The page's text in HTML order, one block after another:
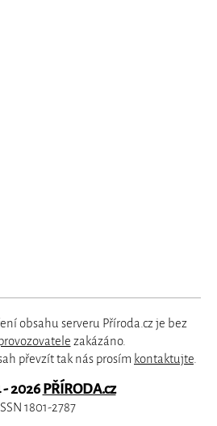
obsahu serveru Příroda.cz je bez
zakázáno.
převzít tak nás prosím kontaktujte
2026PŘÍRODA.cz
ISSN 1801-2787